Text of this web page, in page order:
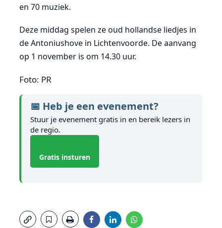
en 70 muziek.
Deze middag spelen ze oud hollandse liedjes in
de Antoniushove in Lichtenvoorde. De aanvang
op 1 november is om 14.30 uur.
Foto: PR
📅 Heb je een evenement?
Stuur je evenement gratis in en bereik lezers in
de regio.
Gratis insturen